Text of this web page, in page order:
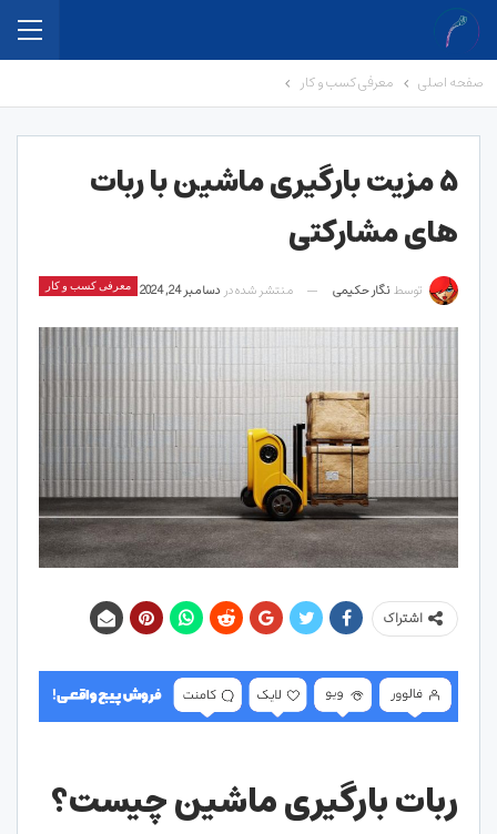
صفحه اصلی معرفی کسب و کار
۵ مزیت بارگیری ماشین با ربات
های مشارکتی
معرفی کسب و کار توسط نگار حکیمی منتشر شده در دسامبر 24, 2024
اشتراک
ربات بارگیری ماشین چیست؟